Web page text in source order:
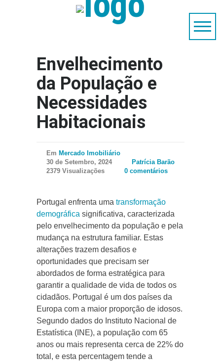
Envelhecimento
da População e
Necessidades
Habitacionais
Em Mercado Imobiliário
30 de Setembro, 2024
Patrícia Barão
2379 Visualizações
0 comentários
Portugal enfrenta uma transformação
demográfica significativa, caracterizada
pelo envelhecimento da população e pela
mudança na estrutura familiar. Estas
alterações trazem desafios e
oportunidades que precisam ser
abordados de forma estratégica para
garantir a qualidade de vida de todos os
cidadãos. Portugal é um dos países da
Europa com a maior proporção de idosos.
Segundo dados do Instituto Nacional de
Estatística (INE), a população com 65
anos ou mais representa cerca de 22% do
total, e esta percentagem tende a